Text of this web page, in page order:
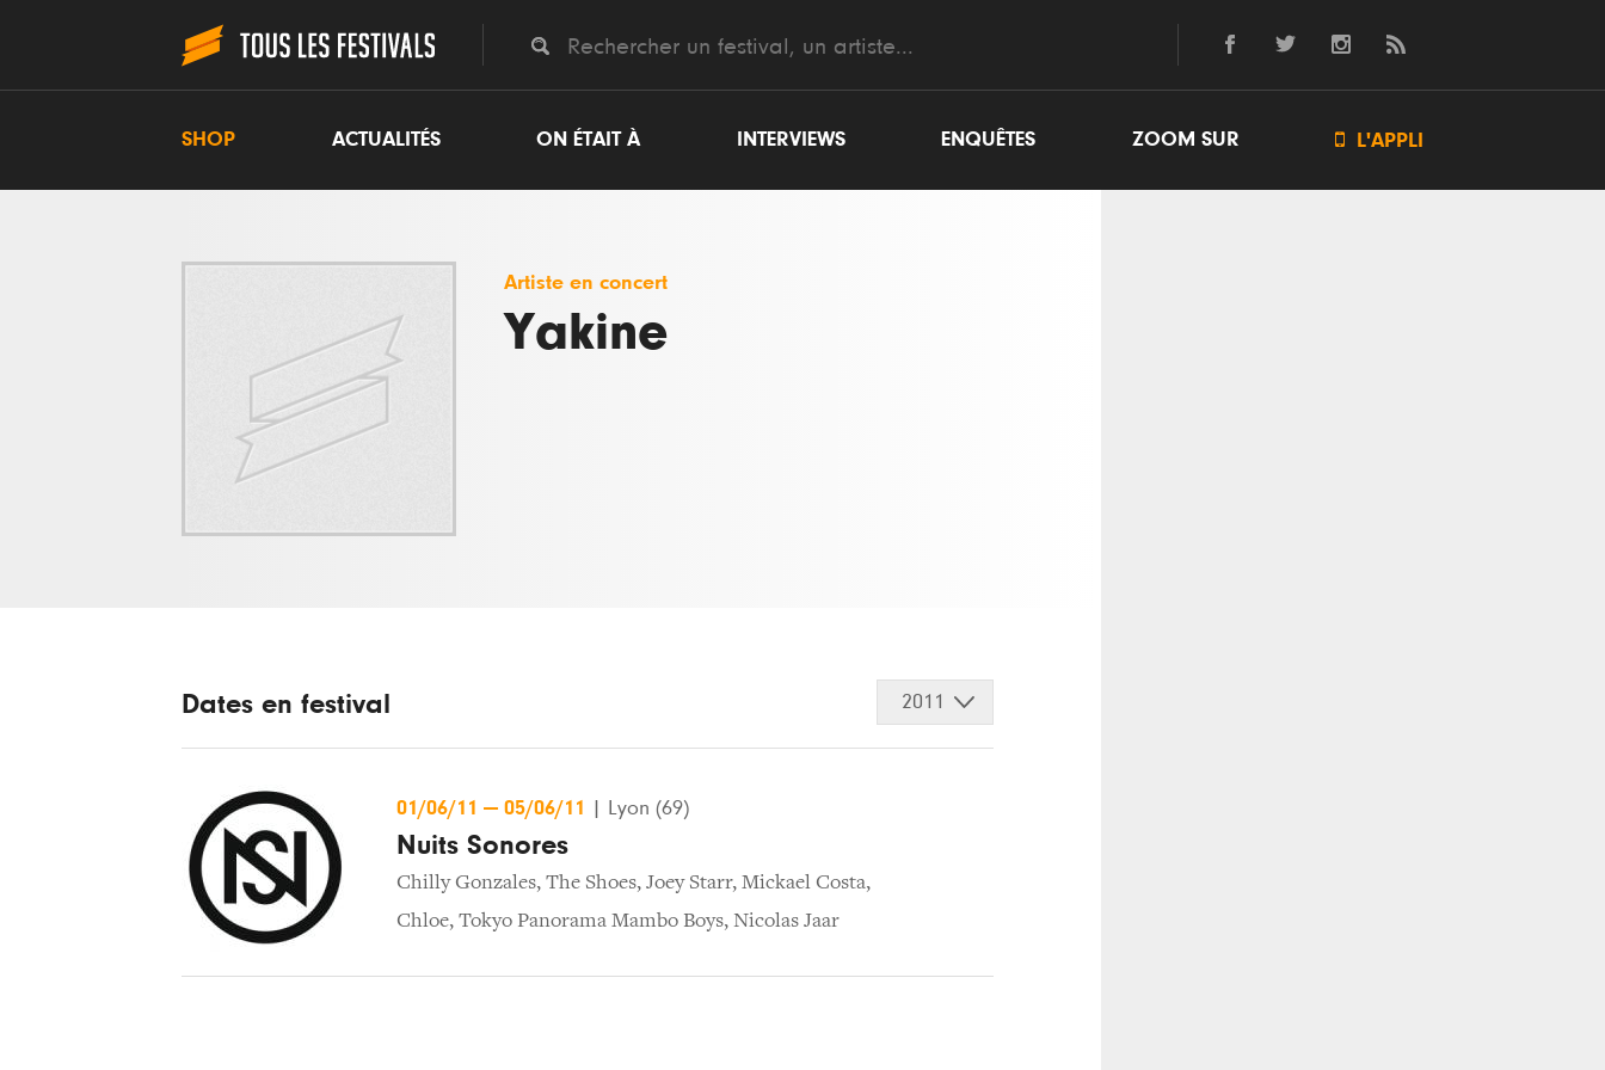
SHOP ACTUALITÉS ON ÉTAIT À INTERVIEWS ENQUÊTES ZOOM SUR  L'APPLI
Artiste en concert
Yakine
Dates en festival 2011
01/06/11 — 05/06/11 Lyon (69)
Nuits Sonores
Chilly Gonzales, The Shoes, Joey Starr, Mickael Costa,
Chloe, Tokyo Panorama Mambo Boys, Nicolas Jaar